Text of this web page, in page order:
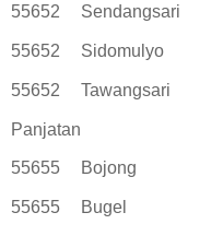
55652 Sendangsari
55652 Sidomulyo
55652 Tawangsari
Panjatan
55655 Bojong
55655 Bugel